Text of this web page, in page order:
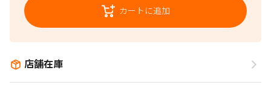
カートに追加
店舗在庫